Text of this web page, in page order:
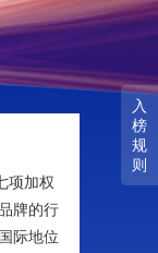
入
榜
规
则
项加权
牌的行
际地位